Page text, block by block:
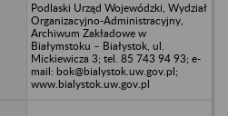
Podlaski Urząd Wojewódzki, Wydział
Organizacyjno-Administracyjny,
Archiwum Zakładowe w
Białymstoku – Białystok, ul.
Mickiewicza 3; tel. 85 743 94 93; e-
mail: bok@bialystok.uw.gov.pl;
www.bialystok.uw.gov.pl